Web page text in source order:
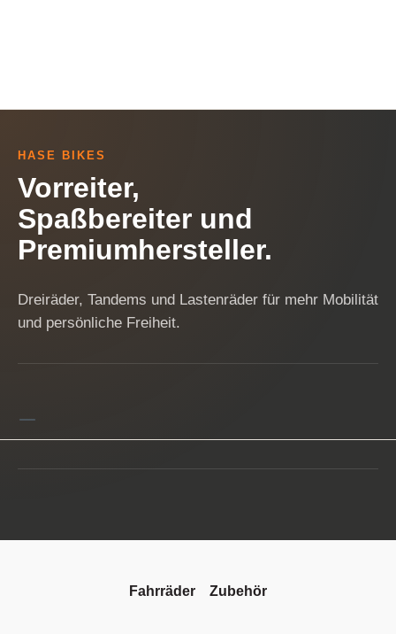
HASE BIKES
Vorreiter,
Spaßbereiter und
Premiumhersteller.
Dreiräder, Tandems und Lastenräder für mehr Mobilität
und persönliche Freiheit.
Fahrräder Zubehör